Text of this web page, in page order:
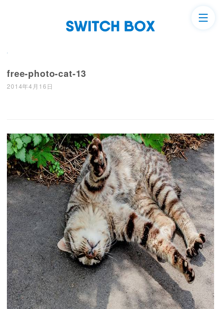
free-photo-cat-13
2014年4月16日